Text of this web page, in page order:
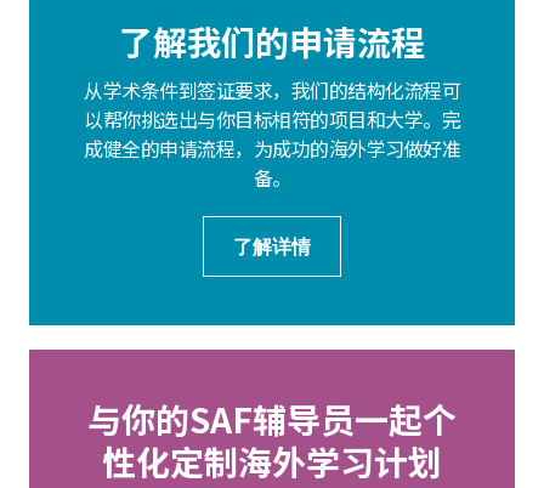
了解我们的申请流程
从学术条件到签证要求，我们的结构化流程可
以帮你挑选出与你目标相符的项目和大学。完
成健全的申请流程，为成功的海外学习做好准
备。
了解详情
与你的SAF辅导员一起个
性化定制海外学习计划